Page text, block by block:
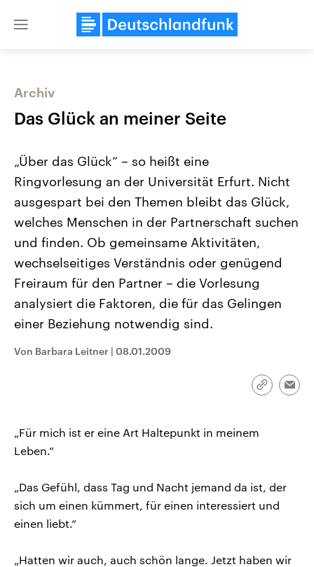
Close
Landtagswahl Sachsen-Anhalt
Alle Informationen
Sachsen-Anhalt wählt am 6.
September 2026 einen neuen
Landtag. Seit 2021 wird das
Bundesland von einer Koalition aus
CDU, SPD und FDP regiert.-
Umfragen, Prognosen,
Wahlprogramme, aktuelle Berichte
und Hintergründe zu den Parteien
USA
Aktuelle Beiträge,
Hintergründe
Wirtschaftlich und
gehören die Vereinigten
den mächtigsten Ländern
mit großem Einfluss auf
aktuelle Weltgeschehen.
Sendungen Programm
Archiv
Das Glück an meiner Seite
„Über das Glück“ – so heißt eine
Ringvorlesung an der Universität Erfurt. Nicht
ausgespart bei den Themen bleibt das Glück,
welches Menschen in der Partnerschaft suchen
und finden. Ob gemeinsame Aktivitäten,
wechselseitiges Verständnis oder genügend
Freiraum für den Partner – die Vorlesung
analysiert die Faktoren, die für das Gelingen
einer Beziehung notwendig sind.
Von Barbara Leitner | 08.01.2009
Link
„Für mich ist er eine Art Haltepunkt in meinem
Leben.“
„Das Gefühl, dass Tag und Nacht jemand da ist, der
sich um einen kümmert, für einen interessiert und
einen liebt.“
„Hatten wir auch, auch schön lange. Jetzt haben wir